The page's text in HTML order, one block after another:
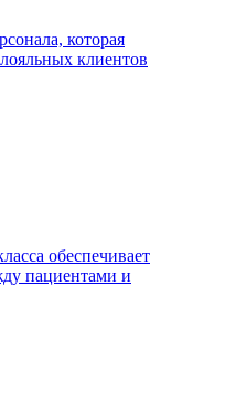
которая
клиентов
обеспечивает
пациентами и